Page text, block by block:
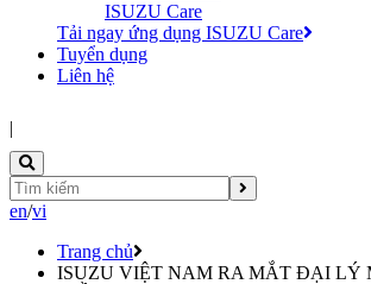
ISUZU Care
Tải ngay ứng dụng ISUZU Care
Tuyển dụng
Liên hệ
|
en/vi
Trang chủ
ISUZU VIỆT NAM RA MẮT ĐẠI LÝ